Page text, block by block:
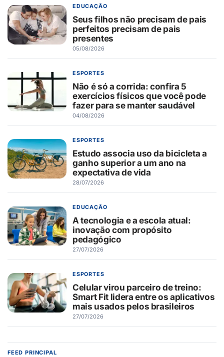
EDUCAÇÃO
Seus filhos não precisam de pais
perfeitos precisam de pais
presentes
05/08/2026
ESPORTES
Não é só a corrida: confira 5
exercícios físicos que você pode
fazer para se manter saudável
04/08/2026
ESPORTES
Estudo associa uso da bicicleta a
ganho superior a um ano na
expectativa de vida
28/07/2026
EDUCAÇÃO
A tecnologia e a escola atual:
inovação com propósito
pedagógico
27/07/2026
ESPORTES
Celular virou parceiro de treino:
Smart Fit lidera entre os aplicativos
mais usados pelos brasileiros
27/07/2026
FEED PRINCIPAL